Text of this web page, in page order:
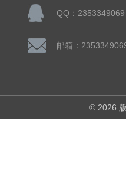
QQ：2353349069
邮箱：
© 2026